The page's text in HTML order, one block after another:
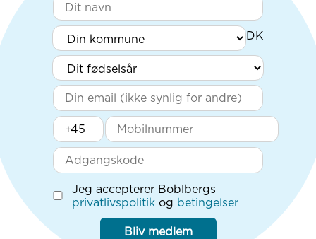
+
Jeg accepterer Boblbergs
privatlivspolitik og betingelser
Bliv medlem